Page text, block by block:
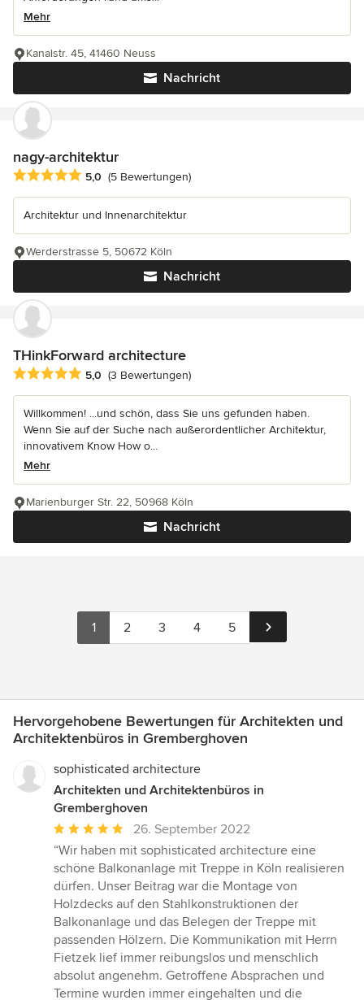
Mehr
Nachricht
Kanalstr. 45, 41460 Neuss
nagy-architektur
Durchschnittliche Bewertung: 5 von 5 Sternen
5,0 (5 Bewertungen)
Architektur und Innenarchitektur
Nachricht
Werderstrasse 5, 50672 Köln
THinkForward architecture
Durchschnittliche Bewertung: 5 von 5 Sternen
5,0 (3 Bewertungen)
Willkommen! ...und schön, dass Sie uns gefunden haben.
Wenn Sie auf der Suche nach außerordentlicher Architektur,
innovativem Know How o...
Mehr
Nachricht
Marienburger Str. 22, 50968 Köln
1 2 3 4 5
Hervorgehobene Bewertungen für Architekten und
Architektenbüros in Gremberghoven
sophisticated architecture
Architekten und Architektenbüros in
Gremberghoven
Durchschnittliche
Bewertung:
5
von
5
Sternen
26. September 2022
“Wir haben mit sophisticated architecture eine
schöne Balkonanlage mit Treppe in Köln realisieren
dürfen. Unser Beitrag war die Montage von
Holzdecks auf den Stahlkonstruktionen der
Balkonanlage und das Belegen der Treppe mit
passenden Hölzern. Die Kommunikation mit Herrn
Fietzek lief immer reibungslos und menschlich
absolut angenehm. Getroffene Absprachen und
Termine wurden immer eingehalten und die